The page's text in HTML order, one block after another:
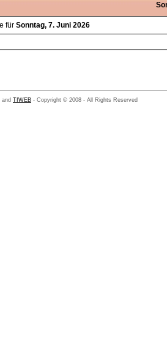
für Sonntag, 7. Juni 2026
and TIWEB - Copyright © 2008 - All Rights Reserved